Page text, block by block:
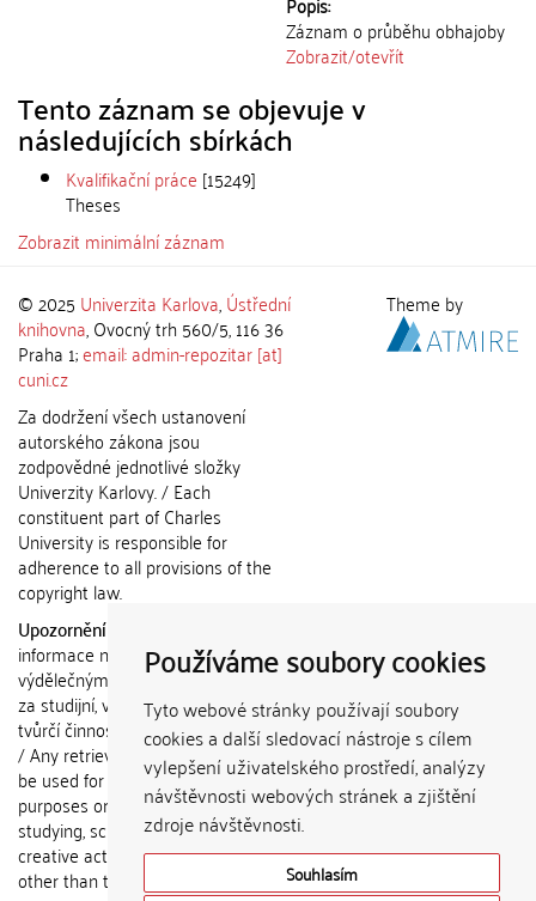
Používáme soubory cookies
Tyto webové stránky používají soubory
cookies a další sledovací nástroje s cílem
vylepšení uživatelského prostředí, analýzy
návštěvnosti webových stránek a zjištění
zdroje návštěvnosti.
Souhlasím
Záznam o průběhu obhajoby
Zobrazit/otevřít
Tento záznam se objevuje v
následujících sbírkách
Kvalifikační práce [15249]
Theses
Zobrazit minimální záznam
© 2025 Univerzita Karlova,Ústřední
knihovna, Ovocný trh 560/5, 116 36
Praha 1;email: admin-repozitar [at]
cuni.cz
Za dodržení všech ustanovení
autorského zákona jsou
zodpovědné jednotlivé složky
Univerzity Karlovy. / Each
constituent part of Charles
University is responsible for
adherence to all provisions of the
copyright law.
Upozornění / Notice:
informace nemohou být použity k
výdělečným účelům nebo vydávány
za studijní, vědeckou nebo jinou
tvůrčí činnost jiné osoby než autora.
/ Any retrieved information shall not
be used for any commercial
purposes or claimed as results of
studying, scientific or any other
creative activities of any person
other than the author.
Theme by